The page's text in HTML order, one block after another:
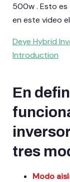
500w . Esto
en este video
Deye Hybrid
Introduction
En
tres
Modo